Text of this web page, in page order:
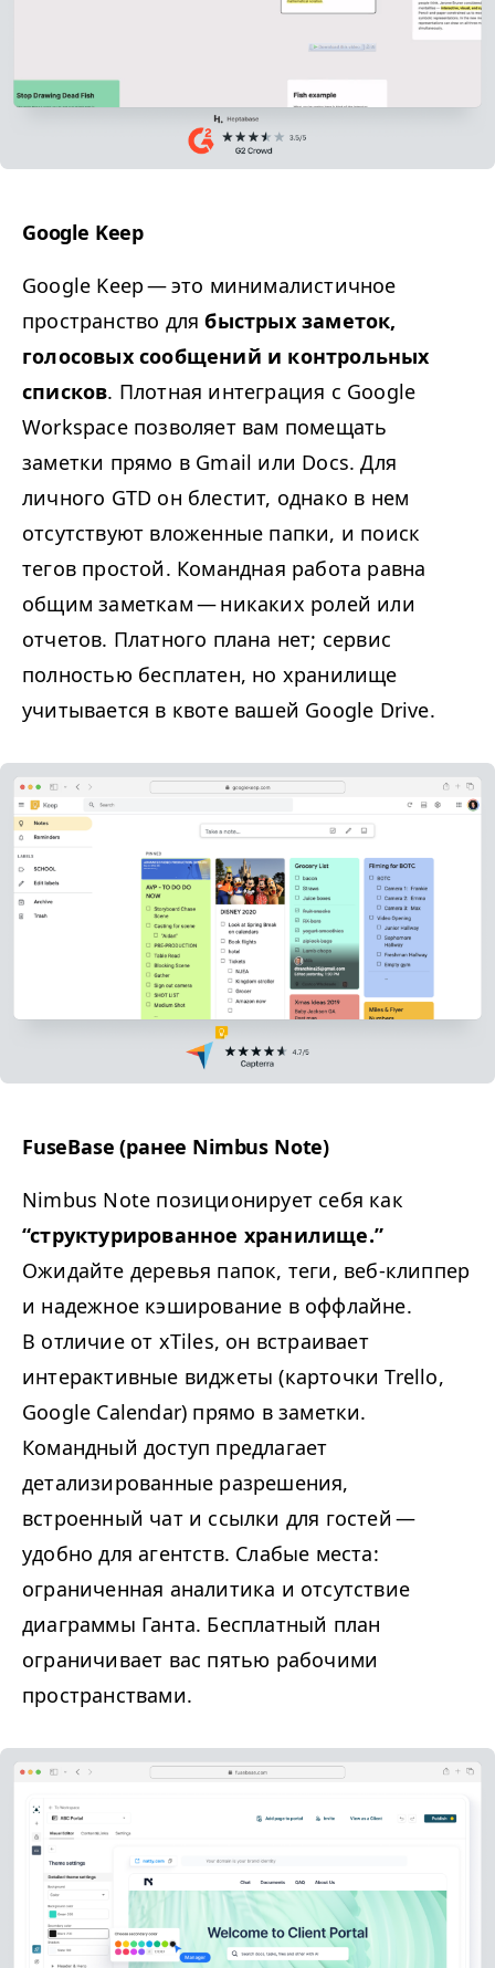
Google Keep
Google Keep — это минималистичное
пространство длябыстрых заметок,
голосовых сообщений и контрольных
списков. Плотная интеграция с Google
Workspace позволяет вам помещать
заметки прямо в Gmail или Docs. Для
личного GTD он блестит, однако в нем
отсутствуют вложенные папки, и поиск
тегов простой. Командная работа равна
общим заметкам — никаких ролей или
отчетов. Платного плана нет; сервис
полностью бесплатен, но хранилище
учитывается в квоте вашей Google Drive.
FuseBase (ранее Nimbus Note)
Nimbus Note позиционирует себя как
“структурированное хранилище.”
Ожидайте деревья папок, теги, веб-клиппер
и надежное кэширование в оффлайне.
В отличие от xTiles, он встраивает
интерактивные виджеты (карточки Trello,
Google Calendar) прямо в заметки.
Командный доступ предлагает
детализированные разрешения,
встроенный чат и ссылки для гостей —
удобно для агентств. Слабые места:
ограниченная аналитика и отсутствие
диаграммы Ганта. Бесплатный план
ограничивает вас пятью рабочими
пространствами.